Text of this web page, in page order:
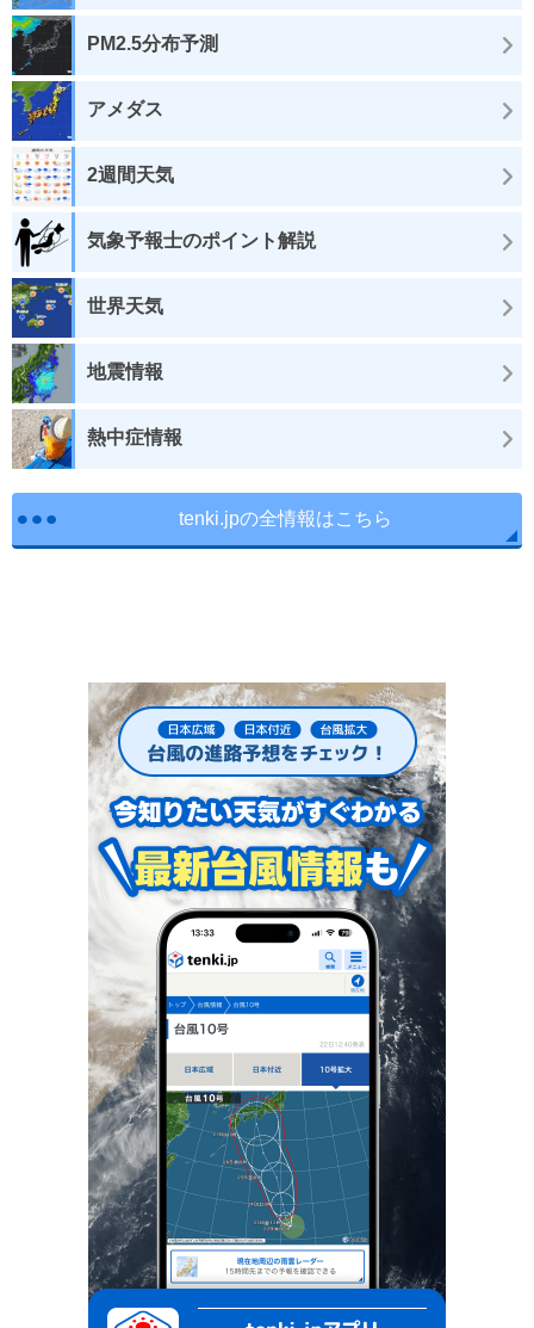
PM2.5分布予測
アメダス
2週間天気
気象予報士のポイント解説
世界天気
地震情報
熱中症情報
tenki.jpの全情報はこちら